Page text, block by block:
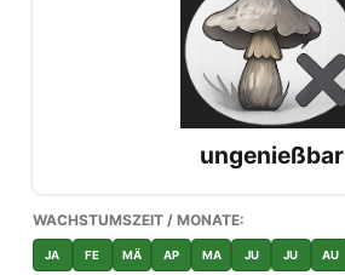
ungenießbar
WACHSTUMSZEIT / MONATE:
JA FE MÄ AP MA JU JU AU